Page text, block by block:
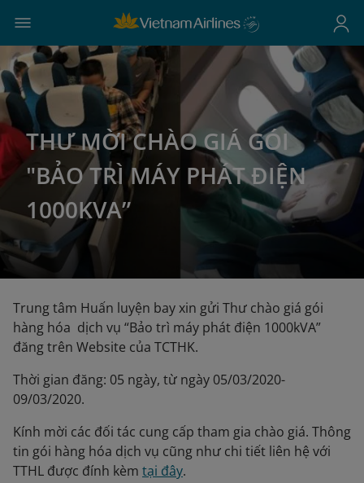
THƯ MỜI CHÀO GIÁ GÓI
"BẢO TRÌ MÁY PHÁT ĐIỆN
1000KVA”
Trung tâm Huấn luyện bay xin gửi Thư chào giá gói
hàng hóa dịch vụ “Bảo trì máy phát điện 1000kVA”
đăng trên Website của TCTHK.
Thời gian đăng: 05 ngày, từ ngày 05/03/2020-
09/03/2020.
Kính mời các đối tác cung cấp tham gia chào giá. Thông
tin gói hàng hóa dịch vụ cũng như chi tiết liên hệ với
TTHL được đính kèm tại đây.